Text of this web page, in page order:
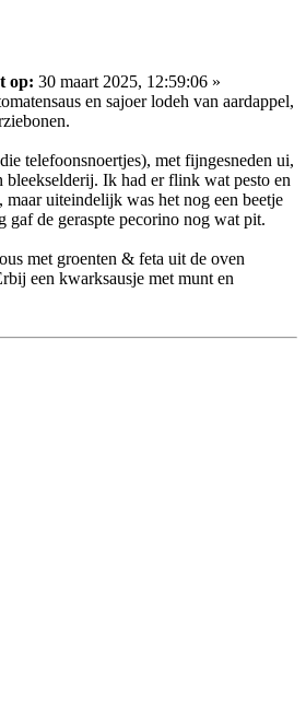
op: 30 maart 2025, 12:59:06 »
en sajoer lodeh van aardappel,
telefoonsnoertjes), met fijngesneden ui,
bleekselderij. Ik had er flink wat pesto en
maar uiteindelijk was het nog een beetje
gaf de geraspte pecorino nog wat pit.
met groenten & feta uit de oven
een kwarksausje met munt en